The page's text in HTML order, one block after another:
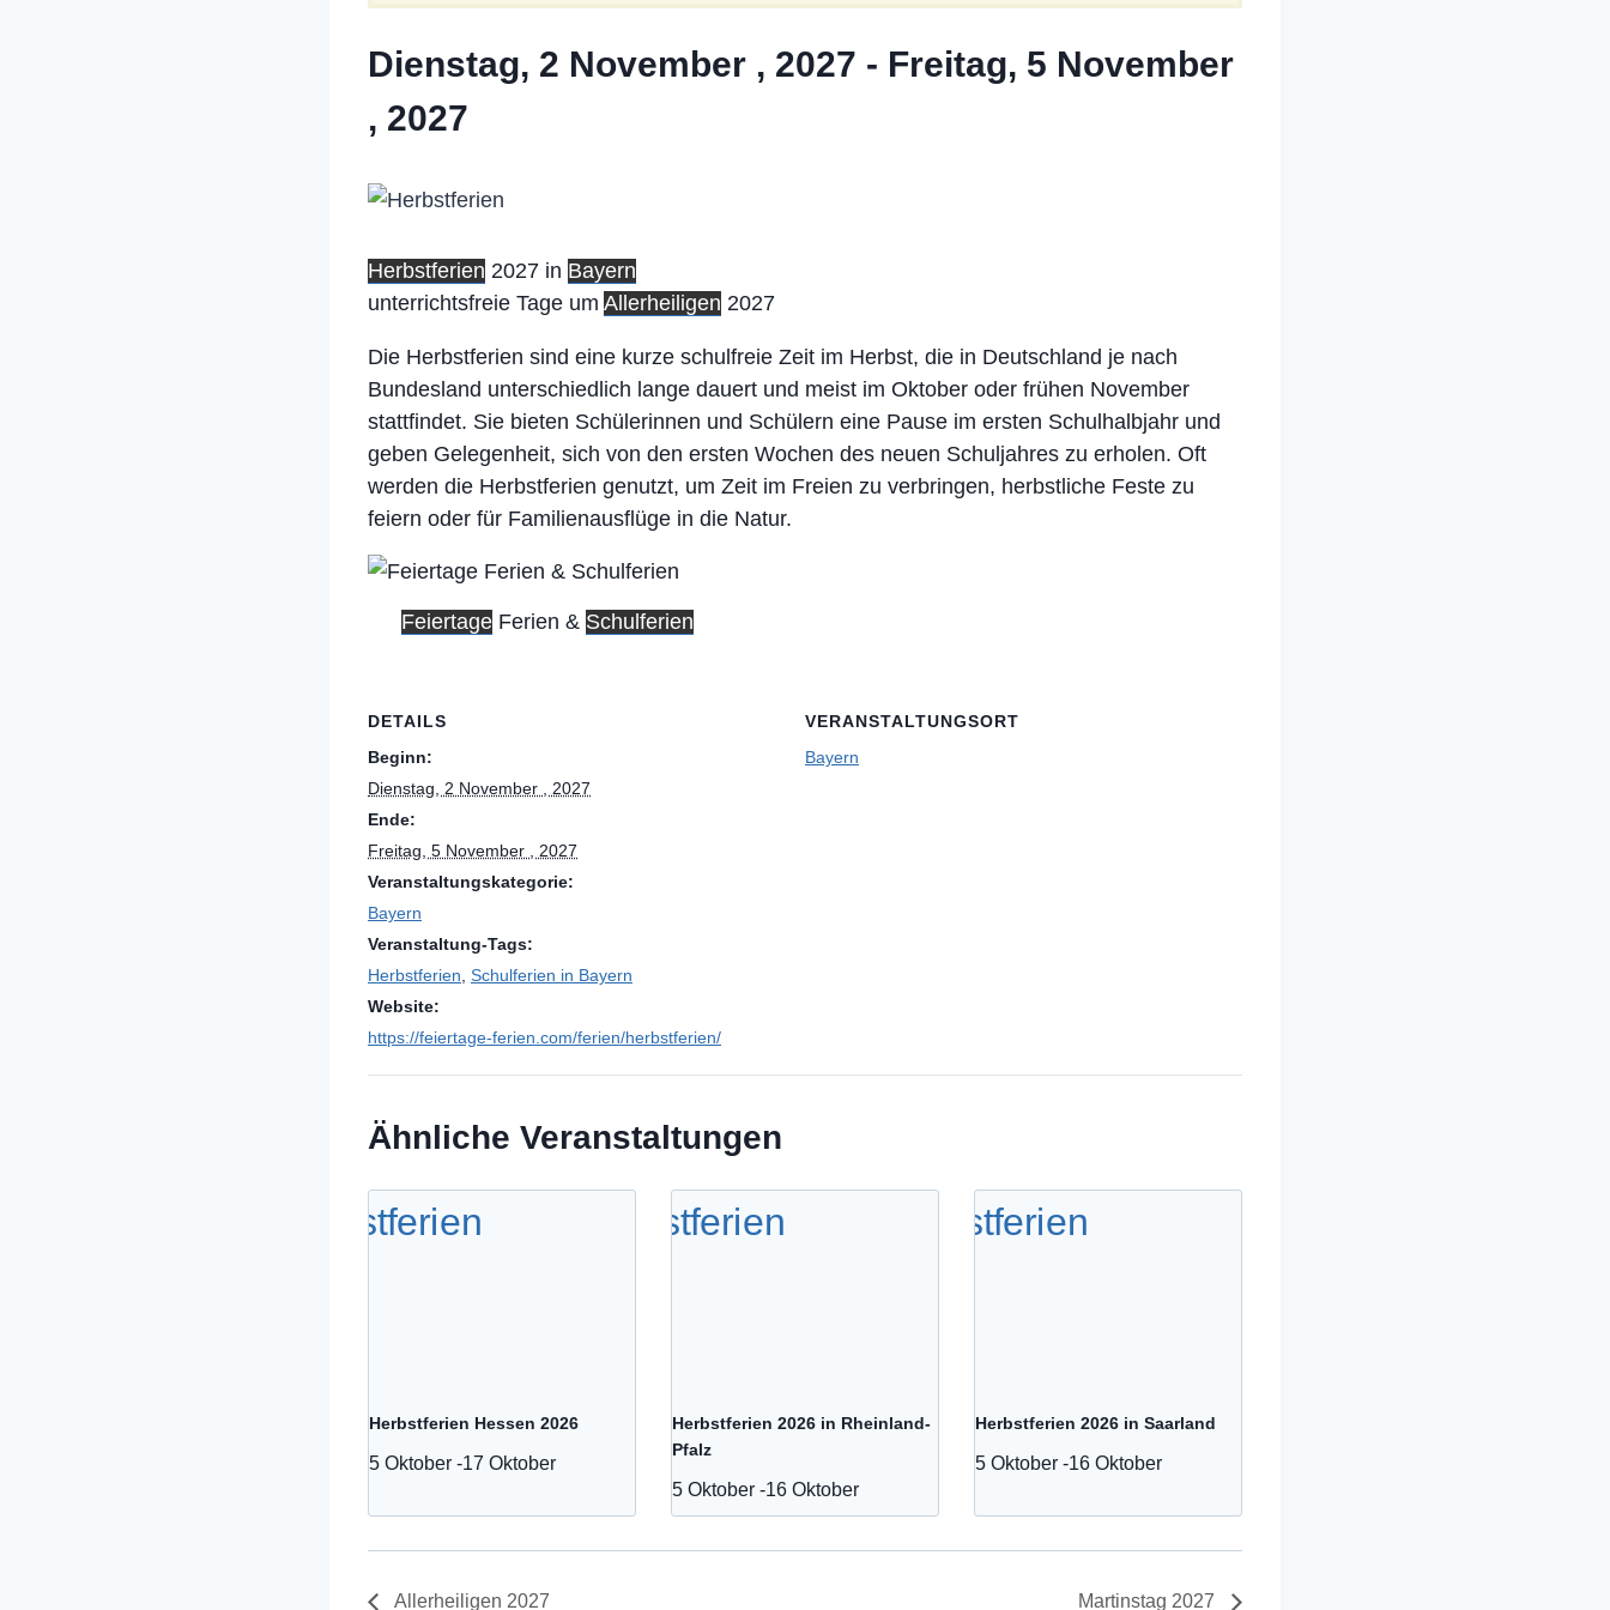
Dienstag, 2 November , 2027 - Freitag, 5 November
, 2027
Herbstferien 2027 in Bayern
unterrichtsfreie Tage um Allerheiligen 2027
Die Herbstferien sind eine kurze schulfreie Zeit im Herbst, die in Deutschland je nach
Bundesland unterschiedlich lange dauert und meist im Oktober oder frühen November
stattfindet. Sie bieten Schülerinnen und Schülern eine Pause im ersten Schulhalbjahr und
geben Gelegenheit, sich von den ersten Wochen des neuen Schuljahres zu erholen. Oft
werden die Herbstferien genutzt, um Zeit im Freien zu verbringen, herbstliche Feste zu
feiern oder für Familienausflüge in die Natur.
Feiertage Ferien & Schulferien
DETAILS
Beginn:
Dienstag, 2 November , 2027
Ende:
Freitag, 5 November , 2027
Veranstaltungskategorie:
Bayern
Veranstaltung-Tags:
Herbstferien, Schulferien in Bayern
Website:
https://feiertage-ferien.com/ferien/herbstferien/
VERANSTALTUNGSORT
Bayern
Ähnliche Veranstaltungen
Herbstferien Hessen 2026
5 Oktober -17 Oktober
Herbstferien 2026 in Rheinland-
Pfalz
5 Oktober -16 Oktober
Herbstferien 2026 in Saarland
5 Oktober -16 Oktober
Allerheiligen 2027 Martinstag 2027